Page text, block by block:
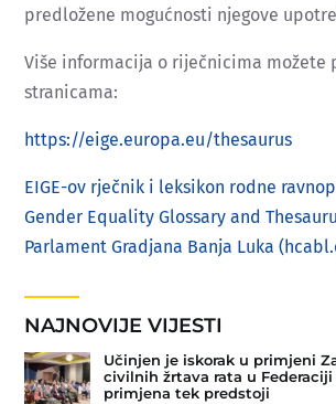
predložene mogućnosti njegove
Više informacija o riječnicima možete
stranicama:
https://eige.europa.eu/thesaurus
EIGE-ov rječnik i leksikon rodne
Gender Equality Glossary and
Parlament Gradjana Banja Luka
NAJNOVIJE VIJESTI
Učinjen je iskorak u primjeni
civilnih žrtava rata u
primjena tek predstoji